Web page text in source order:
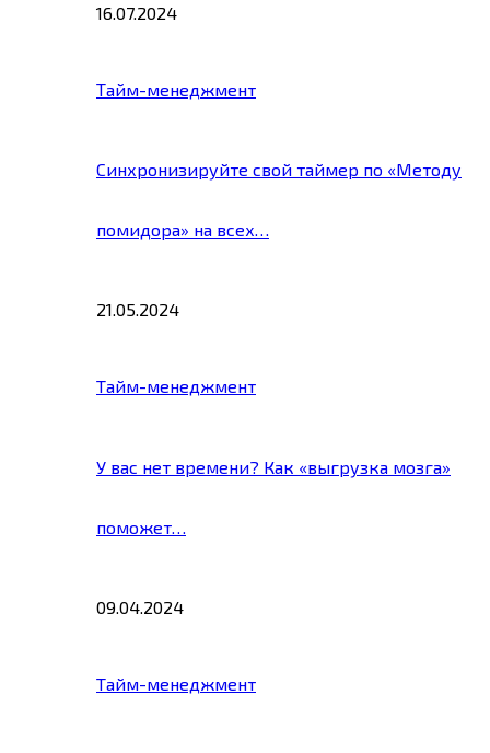
16.07.2024
Тайм-менеджмент
Синхронизируйте свой таймер по «Методу
помидора» на всех…
21.05.2024
Тайм-менеджмент
У вас нет времени? Как «выгрузка мозга»
поможет…
09.04.2024
Тайм-менеджмент